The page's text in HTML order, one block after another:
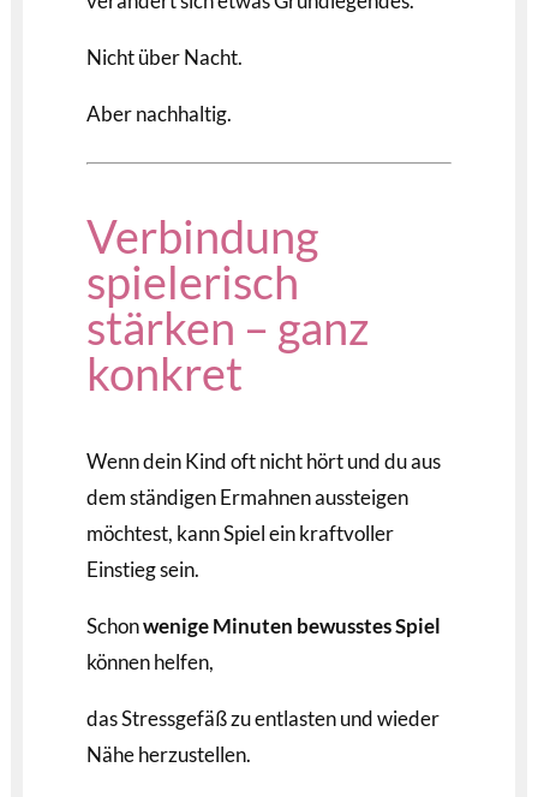
Nicht über Nacht.
Aber nachhaltig.
Verbindung
spielerisch
stärken – ganz
konkret
Wenn dein Kind oft nicht hört und du aus
dem ständigen Ermahnen aussteigen
möchtest, kann Spiel ein kraftvoller
Einstieg sein.
Schonwenige Minuten bewusstes Spiel
können helfen,
das Stressgefäß zu entlasten und wieder
Nähe herzustellen.